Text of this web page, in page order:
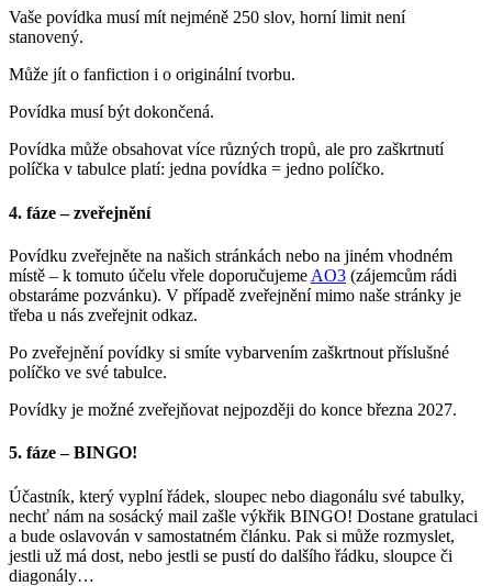
Vaše povídka musí mít nejméně 250 slov, horní limit není
stanovený.
Může jít o fanfiction i o originální tvorbu.
Povídka musí být dokončená.
Povídka může obsahovat více různých tropů, ale pro zaškrtnutí
políčka v tabulce platí: jedna povídka = jedno políčko.
4. fáze – zveřejnění
Povídku zveřejněte na našich stránkách nebo na jiném vhodném
místě – k tomuto účelu vřele doporučujeme AO3 (zájemcům rádi
obstaráme pozvánku). V případě zveřejnění mimo naše stránky je
třeba u nás zveřejnit odkaz.
Po zveřejnění povídky si smíte vybarvením zaškrtnout příslušné
políčko ve své tabulce.
Povídky je možné zveřejňovat nejpozději do konce března 2027.
5. fáze – BINGO!
Účastník, který vyplní řádek, sloupec nebo diagonálu své tabulky,
nechť nám na sosácký mail zašle výkřik BINGO! Dostane gratulaci
a bude oslavován v samostatném článku. Pak si může rozmyslet,
jestli už má dost, nebo jestli se pustí do dalšího řádku, sloupce či
diagonály…